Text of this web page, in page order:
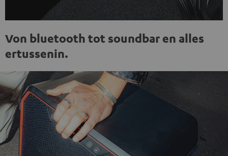
Von bluetooth tot soundbar en alles
ertussenin.